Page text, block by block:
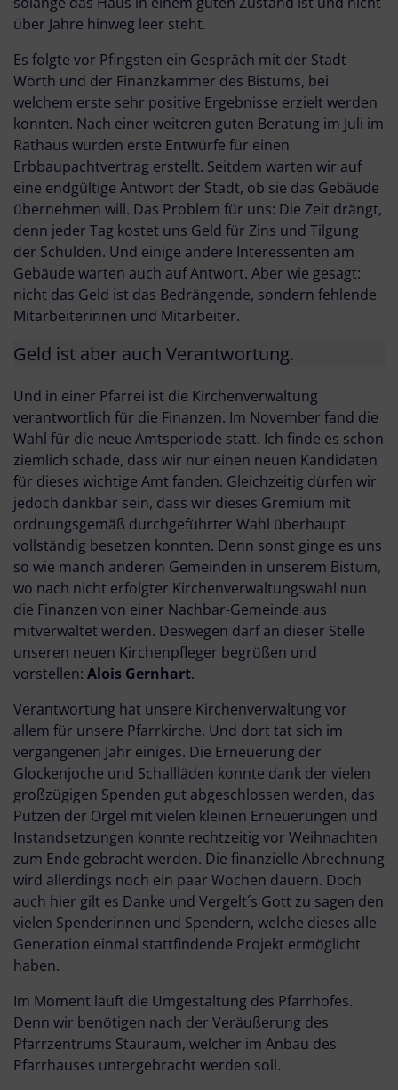
über Jahre hinweg leer steht.
Es folgte vor Pfingsten ein Gespräch mit der Stadt
Wörth und der Finanzkammer des Bistums, bei
welchem erste sehr positive Ergebnisse erzielt werden
konnten. Nach einer weiteren guten Beratung im Juli im
Rathaus wurden erste Entwürfe für einen
Erbbaupachtvertrag erstellt. Seitdem warten wir auf
eine endgültige Antwort der Stadt, ob sie das Gebäude
übernehmen will. Das Problem für uns: Die Zeit drängt,
denn jeder Tag kostet uns Geld für Zins und Tilgung
der Schulden. Und einige andere Interessenten am
Gebäude warten auch auf Antwort. Aber wie gesagt:
nicht das Geld ist das Bedrängende, sondern fehlende
Mitarbeiterinnen und Mitarbeiter.
Geld ist aber auch Verantwortung.
Und in einer Pfarrei ist die Kirchenverwaltung
verantwortlich für die Finanzen. Im November fand die
Wahl für die neue Amtsperiode statt. Ich finde es schon
ziemlich schade, dass wir nur einen neuen Kandidaten
für dieses wichtige Amt fanden. Gleichzeitig dürfen wir
jedoch dankbar sein, dass wir dieses Gremium mit
ordnungsgemäß durchgeführter Wahl überhaupt
vollständig besetzen konnten. Denn sonst ginge es uns
so wie manch anderen Gemeinden in unserem Bistum,
wo nach nicht erfolgter Kirchenverwaltungswahl nun
die Finanzen von einer Nachbar-Gemeinde aus
mitverwaltet werden. Deswegen darf an dieser Stelle
unseren neuen Kirchenpfleger begrüßen und
vorstellen: Alois Gernhart.
Verantwortung hat unsere Kirchenverwaltung vor
allem für unsere Pfarrkirche. Und dort tat sich im
vergangenen Jahr einiges. Die Erneuerung der
Glockenjoche und Schallläden konnte dank der vielen
großzügigen Spenden gut abgeschlossen werden, das
Putzen der Orgel mit vielen kleinen Erneuerungen und
Instandsetzungen konnte rechtzeitig vor Weihnachten
zum Ende gebracht werden. Die finanzielle Abrechnung
wird allerdings noch ein paar Wochen dauern. Doch
auch hier gilt es Danke und Vergelt´s Gott zu sagen den
vielen Spenderinnen und Spendern, welche dieses alle
Generation einmal stattfindende Projekt ermöglicht
haben.
Im Moment läuft die Umgestaltung des Pfarrhofes.
Denn wir benötigen nach der Veräußerung des
Pfarrzentrums Stauraum, welcher im Anbau des
Pfarrhauses untergebracht werden soll.